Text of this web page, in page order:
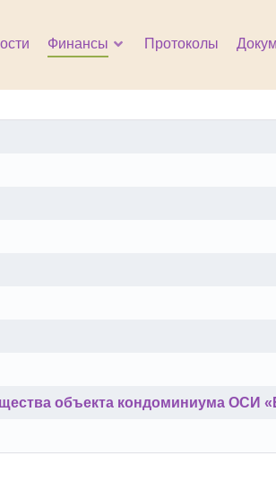
Финансы Протоколы
объекта кондоминиума ОСИ